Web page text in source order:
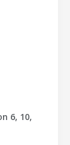
6, 10,